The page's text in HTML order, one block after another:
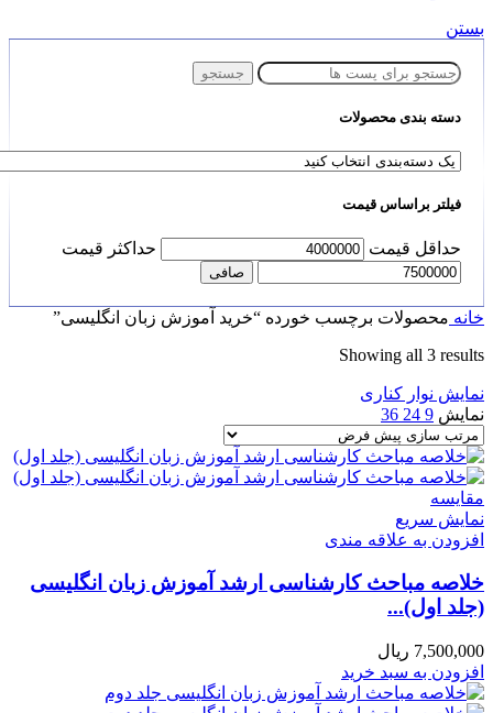
بستن
جستجو
دسته بندی محصولات
فیلتر براساس قیمت
حداقل قیمت حداكثر قيمت
صافی
خانه محصولات برچسب خورده “خرید آموزش زبان انگلیسی”
Showing all 3 results
نمایش نوار کناری
نمایش 9
24
36
مقايسه
نمایش سریع
افزودن به علاقه مندی
خلاصه مباحث کارشناسی ارشد آموزش زبان انگلیسی
(جلد اول)...
7,500,000 ریال
افزودن به سبد خرید